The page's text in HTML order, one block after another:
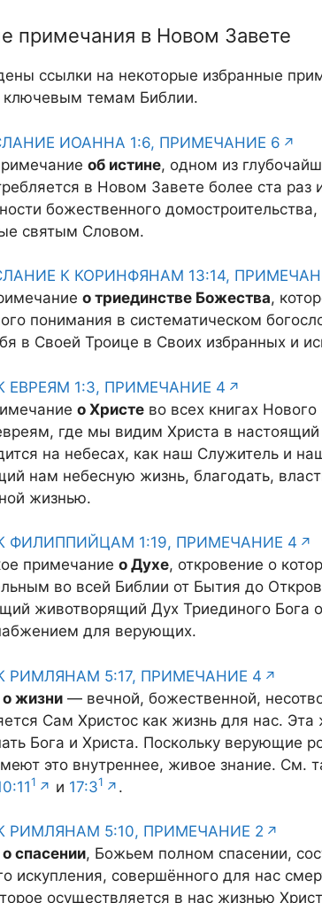
примечания в Новом Завете
ссылки на некоторые избранные
ключевым темам Библии.
ИОАННА 1:6, ПРИМЕЧАНИЕ 6
об истине, одном из
в Новом Завете более ста раз
божественного
святым Словом.
К КОРИНФЯНАМ 13:14,
о триединстве Божества,
понимания в систематическом
в Своей Троице в Своих избранных и
ЕВРЕЯМ 1:3, ПРИМЕЧАНИЕ 4
о Христе во всех книгах
где мы видим Христа в
на небесах, как наш Служитель и
нам небесную жизнь, благодать,
жизнью.
ФИЛИППИЙЦАМ 1:19, ПРИМЕЧАНИЕ 4
примечание о Духе, откровение о
во всей Библии от Бытия до
животворящий Дух Триединого Бога
для верующих.
РИМЛЯНАМ 5:17, ПРИМЕЧАНИЕ 4
о жизни — вечной, божественной,
Сам Христос как жизнь для нас. Эта
Бога и Христа. Поскольку верующие
это внутреннее, живое знание. См.
1 и 17:31 .
РИМЛЯНАМ 5:10, ПРИМЕЧАНИЕ 2
о спасении, Божьем полном спасении,
искупления, совершённого для нас
осуществляется в нас жизнью